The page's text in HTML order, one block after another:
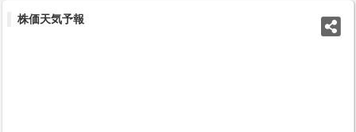
株価天気予報